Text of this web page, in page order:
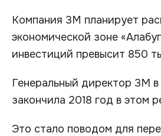
Компания 3M планирует
экономической зоне
инвестиций превысит 850
Генеральный директор 3М
закончила 2018 год в этом
Это стало поводом для